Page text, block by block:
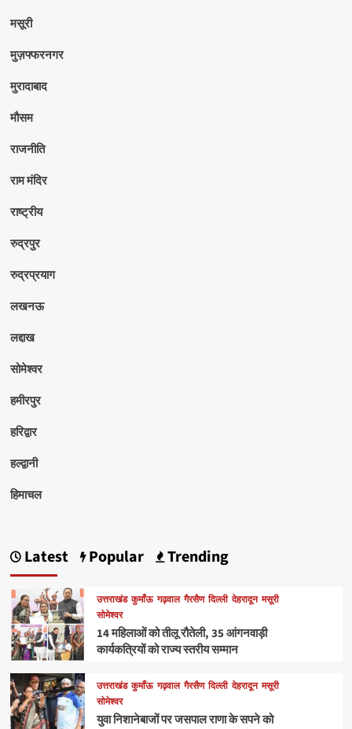
मसूरी
मुज़फ्फरनगर
मुरादाबाद
मौसम
राजनीति
राम मंदिर
राष्ट्रीय
रुद्रपुर
रुद्रप्रयाग
लखनऊ
लद्दाख
सोमेश्वर
हमीरपुर
हरिद्वार
हल्द्वानी
हिमाचल
Latest Popular Trending
उत्तराखंड कुमाँऊ गढ़वाल गैरसैण दिल्ली देहरादून मसूरी
सोमेश्वर
14 महिलाओं को तीलू रौतेली, 35 आंगनवाड़ी
कार्यकत्रियों को राज्य स्तरीय सम्मान
उत्तराखंड कुमाँऊ गढ़वाल गैरसैण दिल्ली देहरादून मसूरी
सोमेश्वर
युवा निशानेबाजों पर जसपाल राणा के सपने को